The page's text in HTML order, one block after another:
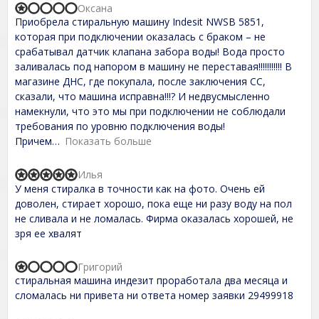
5
R
a
t
e
d
1
,
0
o
u
t
o
f
Приобрела стиральную машину Indesit NWSB 5851,
которая при подключении оказалась с браком – не
срабатывал датчик клапана забора воды! Вода просто
заливалась под напором в машину не переставая!!!!!!!!!!! В
магазине ДНС, где покупала, после заключения СС,
сказали, что машина исправна!!!? И недвусмысленно
намекнули, что это мы при подключении не соблюдали
требования по уровню подключения воды!
Причем
Показать больше
Оксана
R
a
t
d
5
0
o
u
t
У меня стиралка в точности как на фото. Очень ей
доволен, стирает хорошо, пока еще ни разу воду на пол
не сливала и не ломалась. Фирма оказалась хорошей, не
зря ее хвалят
Илья
R
a
t
стиральная машина индезит проработала два месяца и
сломалась ни привета ни ответа номер заявки 29499918
Григорий